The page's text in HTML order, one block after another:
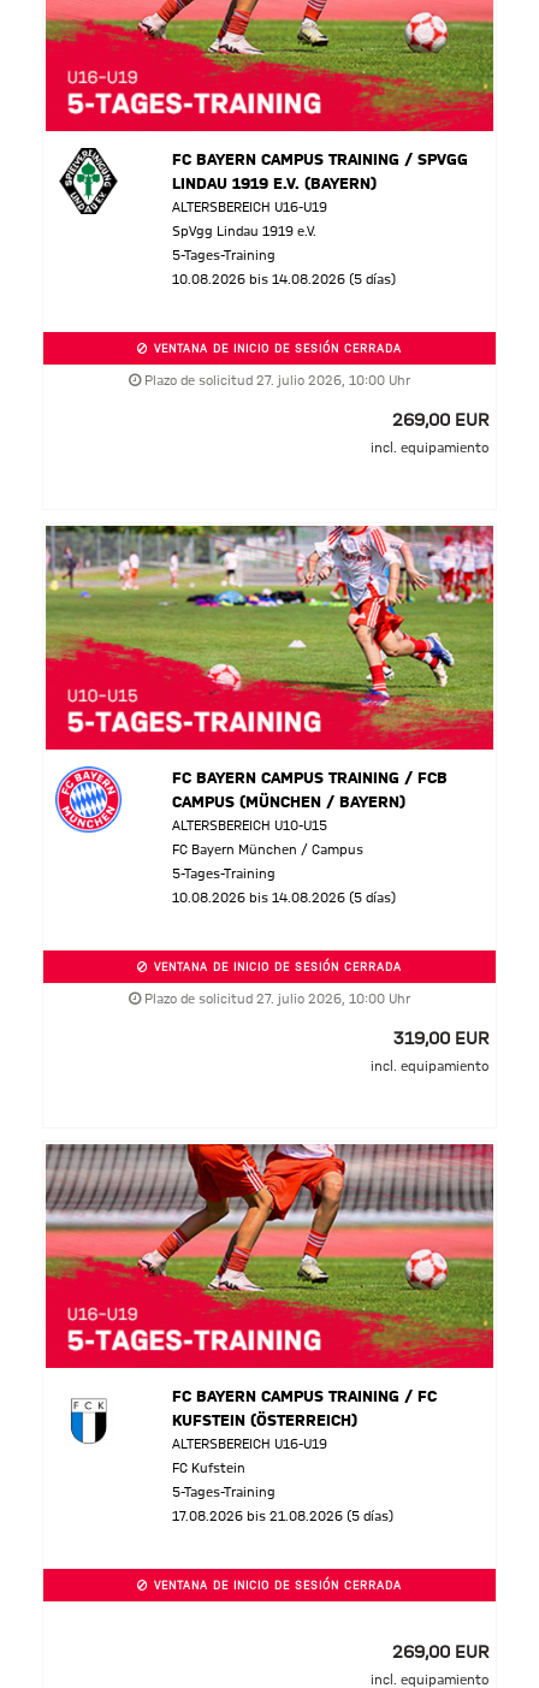
FC BAYERN CAMPUS TRAINING / SPVGG
LINDAU 1919 E.V. (BAYERN)
ALTERSBEREICH U16-U19
SpVgg Lindau 1919 e.V.
5-Tages-Training
10.08.2026 bis 14.08.2026 (5 días)
VENTANA DE INICIO DE SESIÓN CERRADA
Plazo de solicitud 27. julio 2026, 10:00 Uhr
269,00 EUR
incl. equipamiento
FC BAYERN CAMPUS TRAINING / FCB
CAMPUS (MÜNCHEN / BAYERN)
ALTERSBEREICH U10-U15
FC Bayern München / Campus
5-Tages-Training
10.08.2026 bis 14.08.2026 (5 días)
VENTANA DE INICIO DE SESIÓN CERRADA
Plazo de solicitud 27. julio 2026, 10:00 Uhr
319,00 EUR
incl. equipamiento
FC BAYERN CAMPUS TRAINING / FC
KUFSTEIN (ÖSTERREICH)
ALTERSBEREICH U16-U19
FC Kufstein
5-Tages-Training
17.08.2026 bis 21.08.2026 (5 días)
VENTANA DE INICIO DE SESIÓN CERRADA
269,00 EUR
incl. equipamiento